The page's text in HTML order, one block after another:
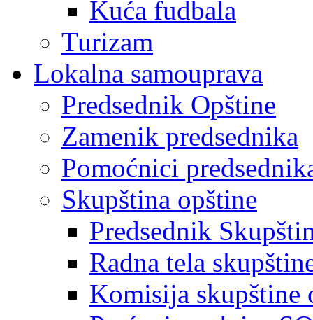
Kuća fudbala
Turizam
Lokalna samouprava
Predsednik Opštine
Zamenik predsednika
Pomoćnici
Skupština opštine
Predsednik
Radna tela
Komisija skupštine